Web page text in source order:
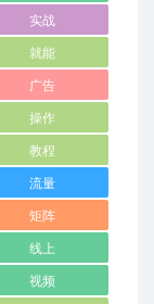
实战
就能
广告
操作
教程
流量
矩阵
线上
视频